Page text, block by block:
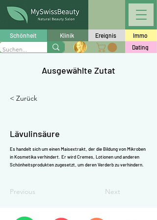
Schönheit Klinik Ereignis
Immo
Dating
Ausgewählte Zutat
< Zurück
Lävulinsäure
Es handelt sich um einen Maisextrakt, der die Bildung von Mikroben
in Kosmetika verhindert. Er wird Cremes, Lotionen und anderen
Schönheitsprodukten zugesetzt, um deren Verderb zu verhindern.
Previous Next